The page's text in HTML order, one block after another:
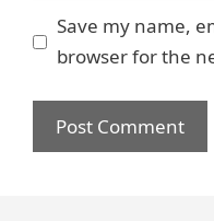
Save my name,
browser for the